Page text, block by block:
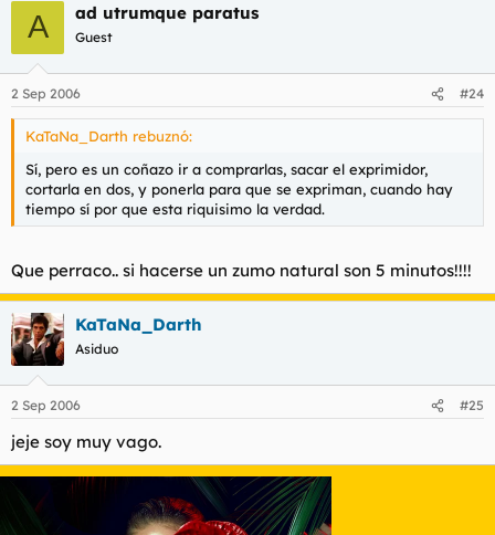
A ad utrumque paratus
Guest
2 Sep 2006 #24
KaTaNa_Darth rebuznó:
Sí, pero es un coñazo ir a comprarlas, sacar el exprimidor,
cortarla en dos, y ponerla para que se expriman, cuando hay
tiempo sí por que esta riquisimo la verdad.
Que perraco.. si hacerse un zumo natural son 5 minutos!!!!
KaTaNa_Darth
Asiduo
2 Sep 2006 #25
jeje soy muy vago.